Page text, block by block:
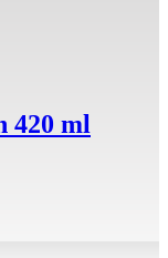
420 ml